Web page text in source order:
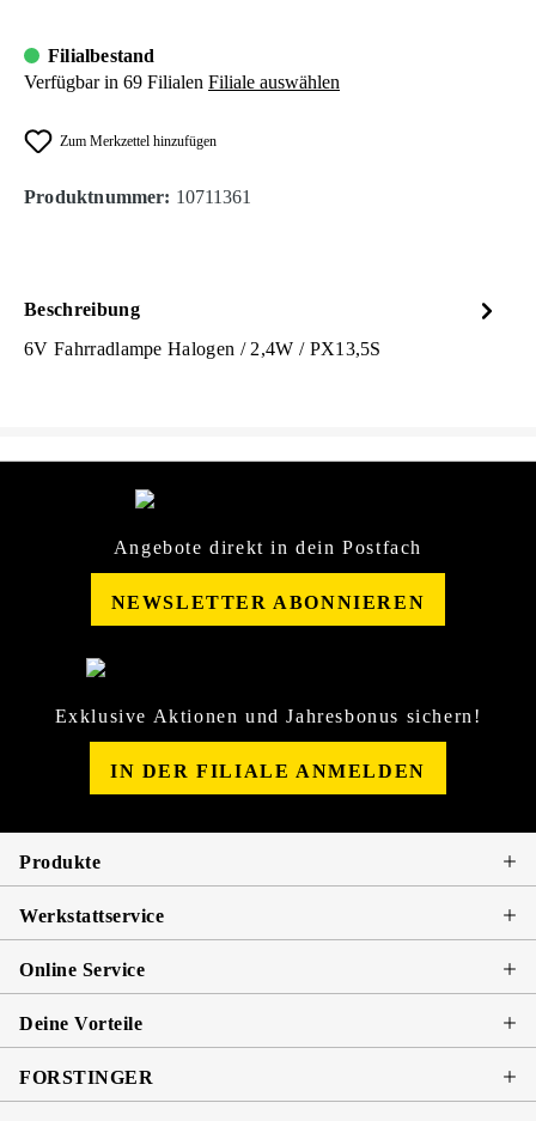
Filialbestand
Verfügbar in 69 Filialen Filiale auswählen
Zum Merkzettel hinzufügen
Produktnummer: 10711361
Beschreibung
6V Fahrradlampe Halogen / 2,4W / PX13,5S
Angebote direkt in dein Postfach
NEWSLETTER ABONNIEREN
Exklusive Aktionen und Jahresbonus sichern!
IN DER FILIALE ANMELDEN
Produkte
Werkstattservice
Online Service
Deine Vorteile
FORSTINGER